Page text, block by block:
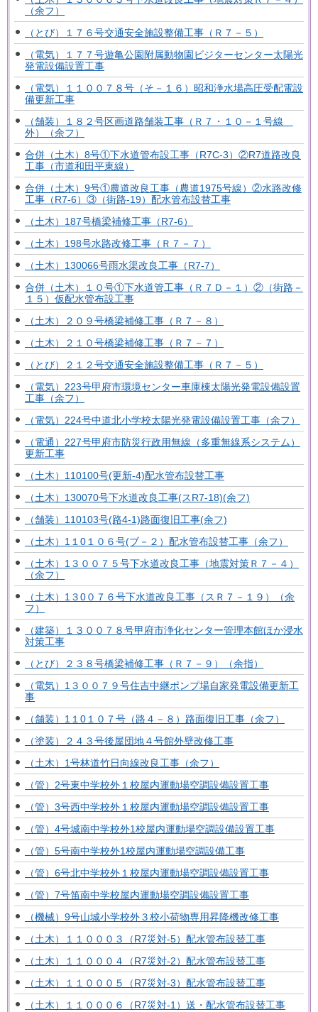
（余フ）
（とび）１７６号交通安全施設整備工事（Ｒ７－５）
（電気）１７７号遊亀公園附属動物園ビジターセンター太陽光
発電設備設置工事
（電気）１１００７８号（そ－１６）昭和浄水場高圧受配電設
備更新工事
（舗装）１８２号区画道路舗装工事（Ｒ７・１０－１号線
外）（余フ）
合併（土木）8号①下水道管布設工事（R7C-3）②R7道路改良
工事（市道和田平東線）
合併（土木）9号①農道改良工事（農道1975号線）②水路改修
工事（R7-6）③（街路-19）配水管布設替工事
（土木）187号橋梁補修工事（R7-6）
（土木）198号水路改修工事（Ｒ７－７）
（土木）130066号雨水渠改良工事（R7-7）
合併（土木）１０号①下水道管工事（Ｒ７Ｄ－１）②（街路－
１５）仮配水管布設工事
（土木）２０９号橋梁補修工事（Ｒ７－８）
（土木）２１０号橋梁補修工事（Ｒ７－７）
（とび）２１２号交通安全施設整備工事（Ｒ７－５）
（電気）223号甲府市環境センター車庫棟太陽光発電設備設置
工事（余フ）
（電気）224号中道北小学校太陽光発電設備設置工事（余フ）
（電通）227号甲府市防災行政用無線（多重無線系システム）
更新工事
（土木）110100号(更新-4)配水管布設替工事
（土木）130070号下水道改良工事(スR7-18)(余フ)
（舗装）110103号(路4-1)路面復旧工事(余フ)
（土木）1１0１０６号(ブ－２）配水管布設替工事（余フ）
（土木）1３００７５号下水道改良工事（地震対策Ｒ７－４）
（余フ）
（土木）1３0０７６号下水道改良工事（スＲ７－１９）（余
フ）
（建築）１３００７８号甲府市浄化センター管理本館ほか浸水
対策工事
（とび）２３８号橋梁補修工事（Ｒ７－９）（余指）
（電気）1３００７９号住吉中継ポンプ場自家発電設備更新工
事
（舗装）1１0１０７号（路４－８）路面復旧工事（余フ）
（塗装）２４３号後屋団地４号館外壁改修工事
（土木）1号林道竹日向線改良工事（余フ）
（管）2号東中学校外１校屋内運動場空調設備設置工事
（管）3号西中学校外１校屋内運動場空調設備設置工事
（管）4号城南中学校外1校屋内運動場空調設備設置工事
（管）5号南中学校外1校屋内運動場空調設備工事
（管）6号北中学校外１校屋内運動場空調設備設置工事
（管）7号笛南中学校屋内運動場空調設備設置工事
（機械）9号山城小学校外３校小荷物専用昇降機改修工事
（土木）１１０００３（R7災対-5）配水管布設替工事
（土木）１１０００４（R7災対-2）配水管布設替工事
（土木）１１０００５（R7災対-3）配水管布設替工事
（土木）１１０００６（R7災対-1）送・配水管布設替工事